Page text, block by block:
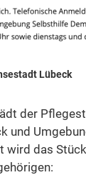
Lübeck
der
und
wird das